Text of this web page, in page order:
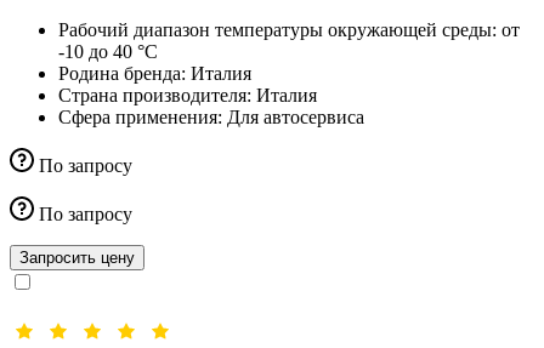
Рабочий диапазон температуры окружающей среды: от
-10 до 40 °С
Родина бренда: Италия
Страна производителя: Италия
Сфера применения: Для автосервиса
По запросу
По запросу
Запросить цену